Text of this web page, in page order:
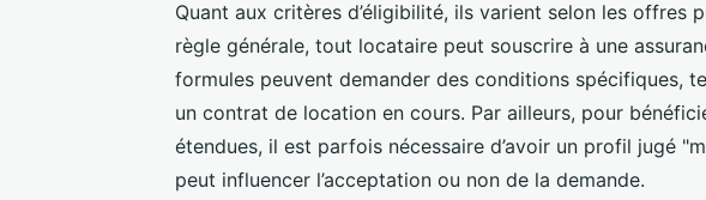
Quant aux critères d’éligibilité, ils varient selon les offres
règle générale, tout locataire peut souscrire à une
formules peuvent demander des conditions spécifiques,
un contrat de location en cours. Par ailleurs, pour
étendues, il est parfois nécessaire d’avoir un profil jugé
peut influencer l’acceptation ou non de la demande.